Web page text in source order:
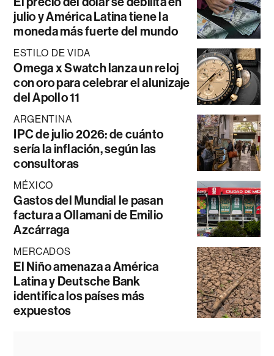
julio y América Latina tiene la
moneda más fuerte del mundo
ESTILO DE VIDA
Omega x Swatch lanza un reloj
con oro para celebrar el alunizaje
del Apollo 11
ARGENTINA
IPC de julio 2026: de cuánto
sería la inflación, según las
consultoras
MÉXICO
Gastos del Mundial le pasan
factura a Ollamani de Emilio
Azcárraga
MERCADOS
El Niño amenaza a América
Latina y Deutsche Bank
identifica los países más
expuestos